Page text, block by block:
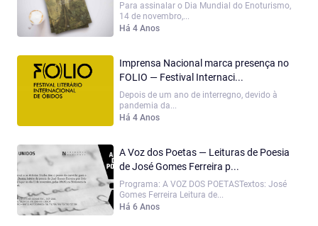
Para assinalar o Dia Mundial do Enoturismo,
14 de novembro,...
Há 4 Anos
Imprensa Nacional marca presença no
FOLIO — Festival Internaci...
Depois de um ano de interregno, devido à
pandemia da...
Há 4 Anos
A Voz dos Poetas — Leituras de Poesia
de José Gomes Ferreira p...
Programa: A VOZ DOS POETASTextos: José
Gomes Ferreira Leitura de...
Há 6 Anos